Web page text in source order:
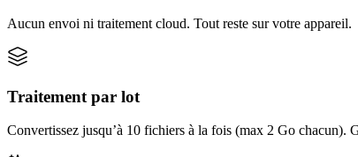
Aucun envoi ni traitement cloud. Tout reste sur votre appareil.
Traitement par lot
Convertissez jusqu’à 10 fichiers à la fois (max 2 Go chacun).